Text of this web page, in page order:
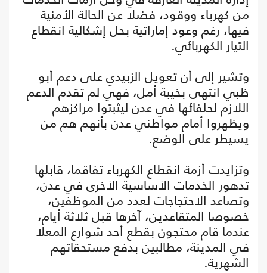
من كهرباء ووقود، فضلا عن الحالة الأمنية
فيها، رغم وعود إماراتية بحل إشكالية انقطاع
التيار الكهربائي.
وتشير إلى أن تعويل الزبيدي على دعم أبو
ظبي انتهى بخيبة أمل، فهي لم تقدم الدعم
اللازم لحلفائها في عدن ليثبتوا مراكزهم
ويظهروا أمام مواطني عدن بأنهم هم من
يسيطر على الوضع.
وتزايدت أزمة انقطاع الكهرباء تفاقما، قابلها
تدهور الخدمات الأساسية الأخرى في عدن،
وتصاعد الاحتجاجات لعدد من الموظفين،
خصوصا المتقاعدين، آخرها قبل ثلاثة أيام،
عندما قام محتجون بقطع أحد شوارع المعلا
في المدينة، مطالبين بدفع مستحقاتهم
الشهرية.